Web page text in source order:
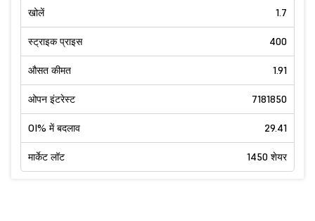
खोलें 1.7
स्ट्राइक प्राइस 400
औसत कीमत 1.91
ओपन इंटरेस्ट 7181850
OI% में बदलाव 29.41
मार्केट लॉट 1450 शेयर